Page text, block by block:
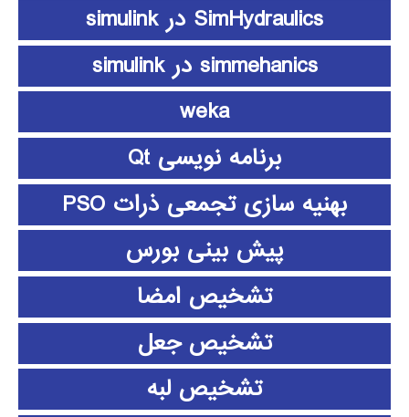
SimHydraulics در simulink
simmehanics در simulink
weka
برنامه نویسی Qt
بهنیه سازی تجمعی ذرات PSO
پیش بینی بورس
تشخیص امضا
تشخیص جعل
تشخیص لبه